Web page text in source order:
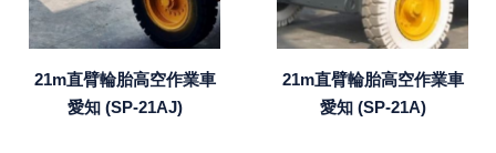
21m直臂輪胎高空作業車
愛知 (SP-21AJ)
21m直臂輪胎高空作業車
愛知 (SP-21A)